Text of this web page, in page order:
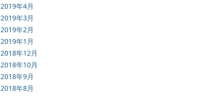
2019年4月
2019年3月
2019年2月
2019年1月
2018年12月
2018年10月
2018年9月
2018年8月